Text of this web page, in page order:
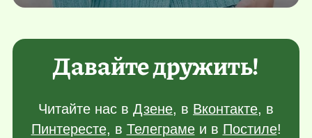
Давайте дружить!
Читайте нас в Дзене, в Вконтакте, в
Пинтересте, в Телеграмеи в Постиле!